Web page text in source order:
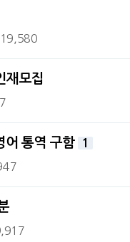
재모집
통역 구함 1